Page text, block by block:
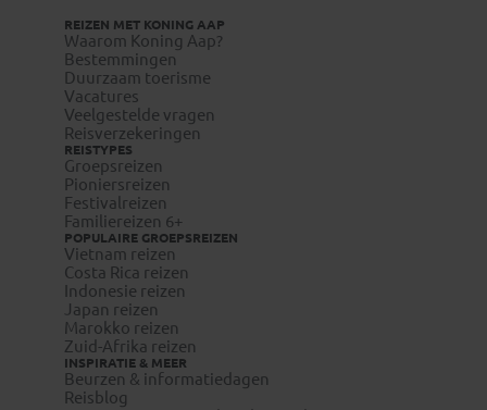
REIZEN MET KONING AAP
Waarom Koning Aap?
Bestemmingen
Duurzaam toerisme
Vacatures
Veelgestelde vragen
Reisverzekeringen
REISTYPES
Groepsreizen
Pioniersreizen
Festivalreizen
Familiereizen 6+
POPULAIRE GROEPSREIZEN
Vietnam reizen
Costa Rica reizen
Indonesie reizen
Japan reizen
Marokko reizen
Zuid-Afrika reizen
INSPIRATIE & MEER
Beurzen & informatiedagen
Reisblog